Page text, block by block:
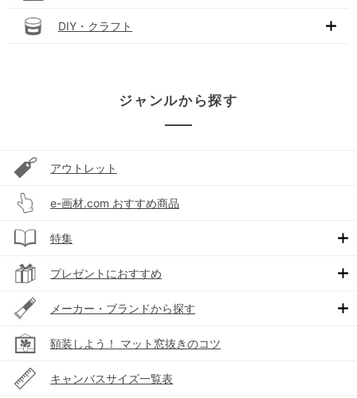
DIY・クラフト
ジャンルから探す
アウトレット
e-画材.com おすすめ商品
特集
プレゼントにおすすめ
メーカー・ブランドから探す
額装しよう！ マット窓抜きのコツ
キャンバスサイズ一覧表